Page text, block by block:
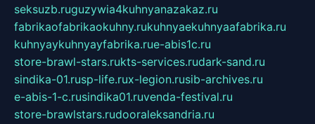
seksuzb.ruguzywia4kuhnyanazakaz.ru
fabrikaofabrikaokuhny.rukuhnyaekuhnyaafabrika.ru
kuhnyaykuhnyayfabrika.rue-abis1c.ru
store-brawl-stars.rukts-services.rudark-sand.ru
sindika-01.rusp-life.rux-legion.rusib-archives.ru
e-abis-1-c.rusindika01.ruvenda-festival.ru
store-brawlstars.rudooraleksandria.ru